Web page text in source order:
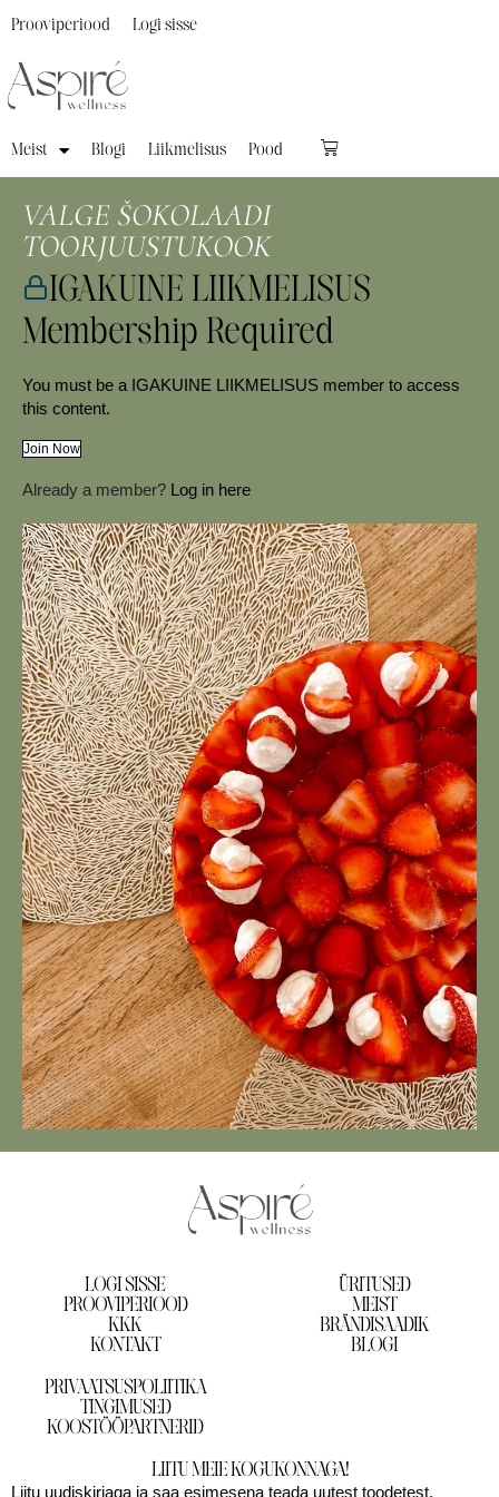
Meist Blogi Liikmelisus Pood
Prooviperiood Logi sisse
VALGE ŠOKOLAADI
TOORJUUSTUKOOK
IGAKUINE LIIKMELISUS
Membership Required
You must be a IGAKUINE LIIKMELISUS member to access
this content.
Join Now
Already a member? Log in here
LOGI SISSE
PROOVIPERIOOD
KKK
KONTAKT
ÜRITUSED
MEIST
BRÄNDISAADIK
BLOGI
PRIVAATSUSPOLIITIKA
TINGIMUSED
KOOSTÖÖPARTNERID
LIITU MEIE KOGUKONNAGA!
Liitu uudiskirjaga ja saa esimesena teada uutest toodetest,